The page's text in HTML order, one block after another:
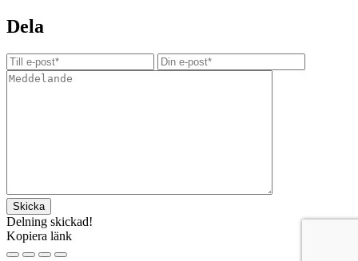
Dela
Delning skickad!
Kopiera länk